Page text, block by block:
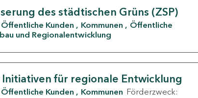
des städtischen Grüns (ZSP)
Öffentliche Kunden Kommunen
Öffentliche
und Regionalentwicklung
für regionale Entwicklung
Öffentliche Kunden Kommunen Förderzweck: